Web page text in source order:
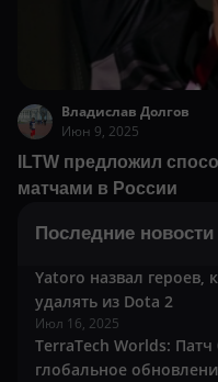
Владислав Долгов
Июн 9, 2025
ILTW предложил
матчами в России
Последние новости
Yatoro назвал героев,
удалять из Dota 2
Июл 16, 2025
TerraTech Worlds:
глобальное